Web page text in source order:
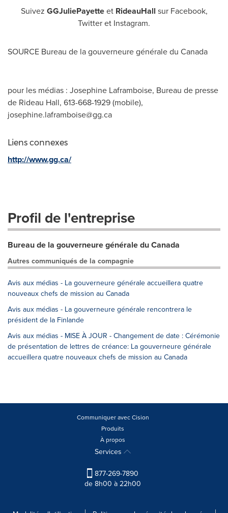
Suivez GGJuliePayetteet RideauHall sur Facebook,
Twitter et Instagram.
SOURCE Bureau de la gouverneure générale du Canada
pour les médias : Josephine Laframboise, Bureau de presse
de Rideau Hall, 613-668-1929 (mobile),
josephine.laframboise@gg.ca
Liens connexes
http://www.gg.ca/
Profil de l'entreprise
Bureau de la gouverneure générale du Canada
Autres communiqués de la compagnie
Avis aux médias - La gouverneure générale accueillera quatre
nouveaux chefs de mission au Canada
Avis aux médias - La gouverneure générale rencontrera le
président de la Finlande
Avis aux médias - MISE À JOUR - Changement de date : Cérémonie
de présentation de lettres de créance: La gouverneure générale
accueillera quatre nouveaux chefs de mission au Canada
Communiquer avec Cision
Produits
À propos
Services
877-269-7890
de 8h00 à 22h00